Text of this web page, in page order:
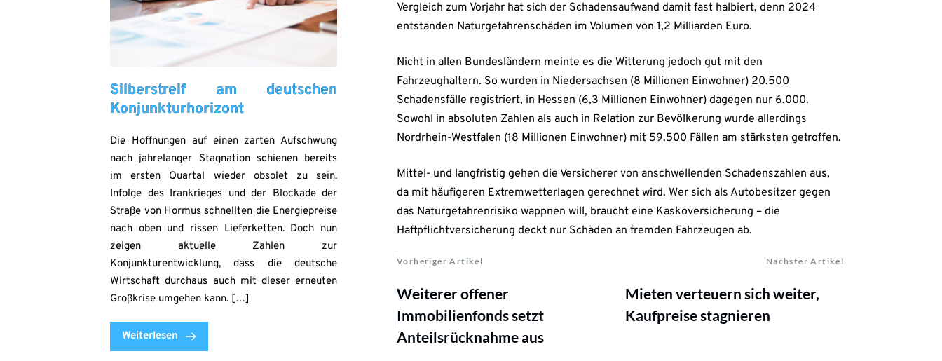
Silberstreif am deutschen
Konjunkturhorizont
Die Hoffnungen auf einen zarten Aufschwung
nach jahrelanger Stagnation schienen bereits
im ersten Quartal wieder obsolet zu sein.
Infolge des Irankrieges und der Blockade der
Straße von Hormus schnellten die Energiepreise
nach oben und rissen Lieferketten. Doch nun
zeigen aktuelle Zahlen zur
Konjunkturentwicklung, dass die deutsche
Wirtschaft durchaus auch mit dieser erneuten
Großkrise umgehen kann. […]
Weiterlesen
Vergleich zum Vorjahr hat sich der Schadensaufwand damit fast halbiert, denn 2024
entstanden Naturgefahrenschäden im Volumen von 1,2 Milliarden Euro.
Nicht in allen Bundesländern meinte es die Witterung jedoch gut mit den
Fahrzeughaltern. So wurden in Niedersachsen (8 Millionen Einwohner) 20.500
Schadensfälle registriert, in Hessen (6,3 Millionen Einwohner) dagegen nur 6.000.
Sowohl in absoluten Zahlen als auch in Relation zur Bevölkerung wurde allerdings
Nordrhein-Westfalen (18 Millionen Einwohner) mit 59.500 Fällen am stärksten getroffen.
Mittel- und langfristig gehen die Versicherer von anschwellenden Schadenszahlen aus,
da mit häufigeren Extremwetterlagen gerechnet wird. Wer sich als Autobesitzer gegen
das Naturgefahrenrisiko wappnen will, braucht eine Kaskoversicherung – die
Haftpflichtversicherung deckt nur Schäden an fremden Fahrzeugen ab.
Vorheriger Artikel Nächster Artikel
Weiterer offener
Immobilienfonds setzt
Anteilsrücknahme aus
Mieten verteuern sich weiter,
Kaufpreise stagnieren